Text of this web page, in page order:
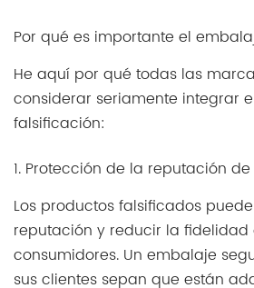
Por qué es importante el
He aquí por qué todas las
considerar seriamente integrar
falsificación:
1. Protección de la reputación
Los productos falsificados
reputación y reducir la fidelidad
consumidores. Un embalaje
sus clientes sepan que están